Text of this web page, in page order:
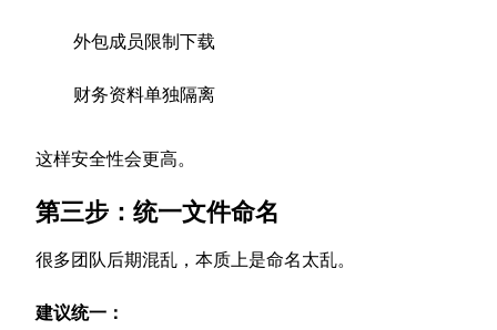
外包成员限制下载
财务资料单独隔离
这样安全性会更高。
第三步：统一文件命名
很多团队后期混乱，本质上是命名太乱。
建议统一：